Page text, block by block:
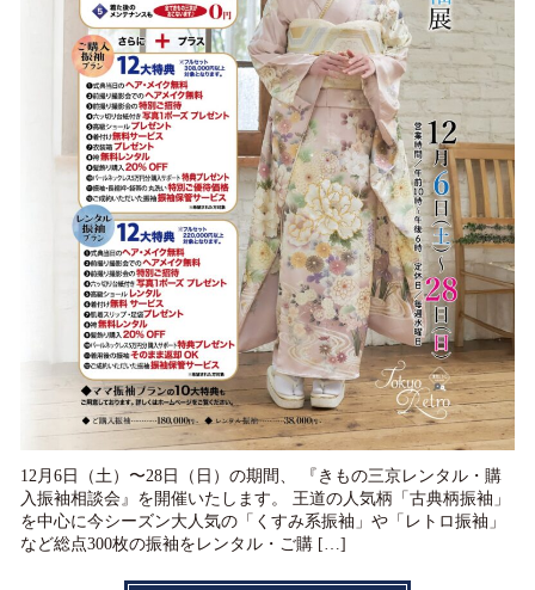
12月6日（土）〜28日（日）の期間、 『きもの三京レンタル・購
入振袖相談会』を開催いたします。 王道の人気柄「古典柄振袖」
を中心に今シーズン大人気の「くすみ系振袖」や「レトロ振袖」
など総点300枚の振袖をレンタル・ご購 […]